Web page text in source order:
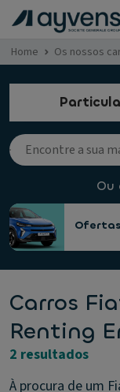
Home Os nossos
Ou
Carros
Renting
2 resultados
À procura de um